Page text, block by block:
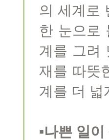
의 세계로
한 눈으로
계를 그려
재를 따뜻
계를 더 넓
▪나쁜 일